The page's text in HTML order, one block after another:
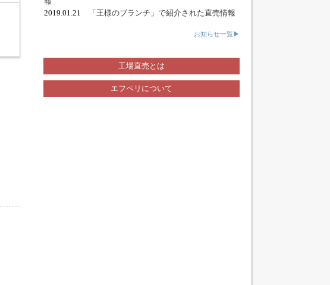
2019.01.21
「王様のブランチ」で紹介された直売情報
お知らせ一覧▶
工場直売とは
エフペリについて